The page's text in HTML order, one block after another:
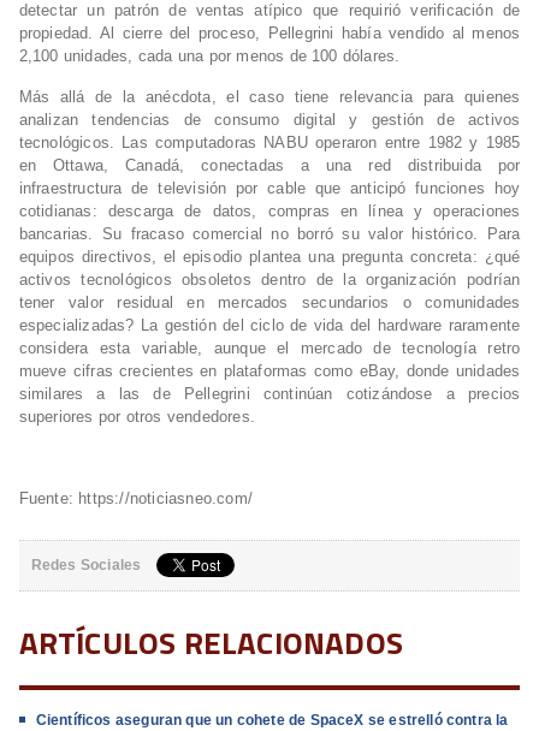
detectar un patrón de ventas atípico que requirió verificación de
propiedad. Al cierre del proceso, Pellegrini había vendido al menos
2,100 unidades, cada una por menos de 100 dólares.
Más allá de la anécdota, el caso tiene relevancia para quienes
analizan tendencias de consumo digital y gestión de activos
tecnológicos. Las computadoras NABU operaron entre 1982 y 1985
en Ottawa, Canadá, conectadas a una red distribuida por
infraestructura de televisión por cable que anticipó funciones hoy
cotidianas: descarga de datos, compras en línea y operaciones
bancarias. Su fracaso comercial no borró su valor histórico. Para
equipos directivos, el episodio plantea una pregunta concreta: ¿qué
activos tecnológicos obsoletos dentro de la organización podrían
tener valor residual en mercados secundarios o comunidades
especializadas? La gestión del ciclo de vida del hardware raramente
considera esta variable, aunque el mercado de tecnología retro
mueve cifras crecientes en plataformas como eBay, donde unidades
similares a las de Pellegrini continúan cotizándose a precios
superiores por otros vendedores.
Fuente: https://noticiasneo.com/
Redes Sociales
ARTÍCULOS RELACIONADOS
Científicos aseguran que un cohete de SpaceX se estrelló contra la